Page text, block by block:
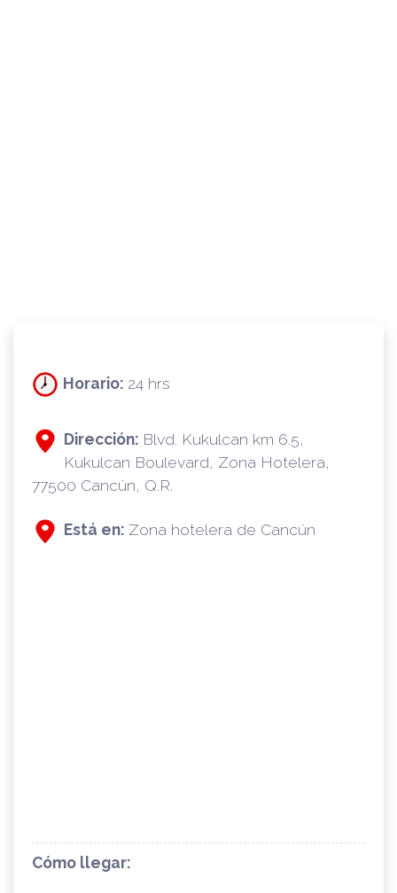
Horario: 24 hrs
Dirección: Blvd. Kukulcan km 6.5,
Kukulcan Boulevard, Zona Hotelera,
77500 Cancún, Q.R.
Está en: Zona hotelera de Cancún
Cómo llegar: